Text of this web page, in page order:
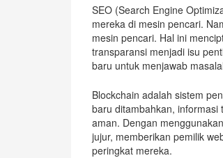
SEO (Search Engine
mereka di mesin pencari.
mesin pencari. Hal ini
transparansi menjadi isu
baru untuk menjawab
Blockchain adalah sistem
baru ditambahkan, informasi
aman. Dengan
jujur, memberikan pemilik
peringkat mereka.